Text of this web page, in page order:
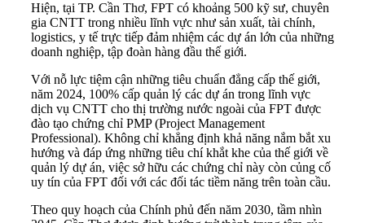
Hiện, tại TP. Cần Thơ, FPT có khoảng 500 kỹ sư, chuyên
gia CNTT trong nhiều lĩnh vực như sản xuất, tài chính,
logistics, y tế trực tiếp đảm nhiệm các dự án lớn của những
doanh nghiệp, tập đoàn hàng đầu thế giới.
Với nỗ lực tiệm cận những tiêu chuẩn đẳng cấp thế giới,
năm 2024, 100% cấp quản lý các dự án trong lĩnh vực
dịch vụ CNTT cho thị trường nước ngoài của FPT được
đào tạo chứng chỉ PMP (Project Management
Professional). Không chỉ khẳng định khả năng nắm bắt xu
hướng và đáp ứng những tiêu chí khắt khe của thế giới về
quản lý dự án, việc sở hữu các chứng chỉ này còn củng cố
uy tín của FPT đối với các đối tác tiềm năng trên toàn cầu.
Theo quy hoạch của Chính phủ đến năm 2030, tầm nhìn